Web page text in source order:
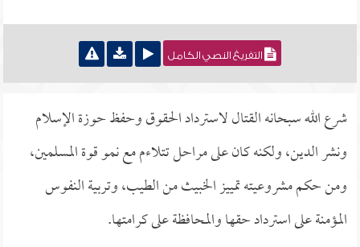
التفريغ النصي الكامل
شرع الله سبحانه القتال لاسترداد الحقوق وحفظ حوزة الإسلام
ونشر الدين، ولكنه كان على مراحل تتلاءم مع نمو قوة المسلمين،
ومن حكم مشروعيته تمييز الخبيث من الطيب، وتربية النفوس
المؤمنة على استرداد حقها والمحافظة على كرامتها.